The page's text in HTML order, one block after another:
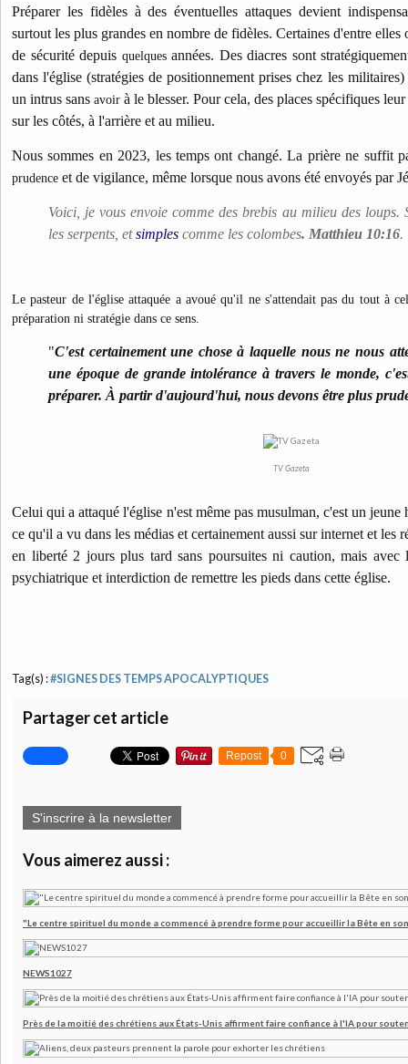
Préparer les fidèles à des éventuelles attaques devient
surtout les plus grandes en nombre de fidèles. Certaines d'entre elles
de sécurité depuis quelquesannées. Des diacres sont
dans l'église (stratégies de positionnement prises chez les
un intrus sans avoir à le blesser. Pour cela, des places spécifiques
sur les côtés, à l'arrière et au milieu.
Nous sommes en 2023, les temps ont changé.La prière ne suffit
prudence et de vigilance, même lorsque nous avons été envoyés par
Voici, je vous envoie comme des brebis au milieu des loups.
les serpents, etsimples comme les colombes. Matthieu 10:16.
Le pasteur de l'église attaquée a avoué qu'il ne s'attendait pas du tout à
préparation ni stratégie dans ce sens.
"C'est certainement une chose à laquelle nous ne nous
une époque de grande intolérance à travers le monde,
préparer. À partir d'aujourd'hui, nous devons être plus
TV Gazeta
Celui qui a attaqué l'église n'est même pas musulman, c'est un
ce qu'il a vu dans les médias et certainement aussi sur internet et les
en liberté 2 jours plus tard sans poursuites ni caution, mais avec
psychiatrique et interdiction de remettre les pieds dans cette église.
Tag(s) :#SIGNES DES TEMPS APOCALYPTIQUES
Partager cet article
Repost 0
S'inscrire à la newsletter
Vous aimerez aussi :
"Le centre spirituel du monde a commencé à prendre forme pour accueillir la Bête en
NEWS1027
Près de la moitié des chrétiens aux États-Unis affirment faire confiance à l'IA pour